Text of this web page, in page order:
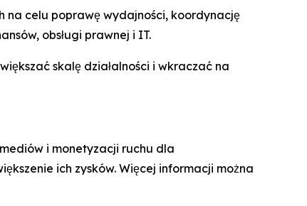
na celu poprawę wydajności, koordynację
obsługi prawnej i IT.
skalę działalności i wkraczać na
i monetyzacji ruchu dla
ich zysków. Więcej informacji można